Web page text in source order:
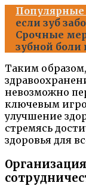
Популярные
если зуб
Срочные
зубной
Таким
невозможно
ключевым
улучшение
стремясь
здоровья для